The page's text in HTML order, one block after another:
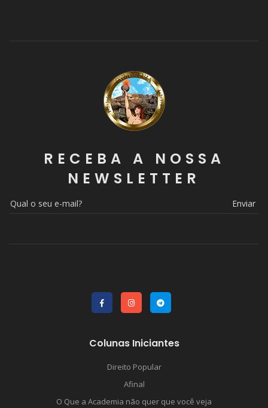
RECEBA A NOSSA
NEWSLETTER
Enviar
Colunas Iniciantes
Direito Popular
Afinal
O Que a Academia não quer que você veja